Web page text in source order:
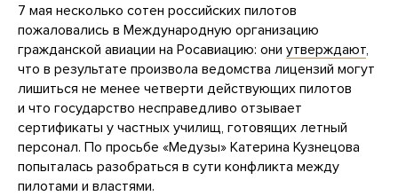
7 мая несколько сотен российских пилотов
пожаловались в Международную организацию
гражданской авиации на Росавиацию: они утверждают,
что в результате произвола ведомства лицензий могут
лишиться не менее четверти действующих пилотов
и что государство несправедливо отзывает
сертификаты у частных училищ, готовящих летный
персонал. По просьбе «Медузы» Катерина Кузнецова
попыталась разобраться в сути конфликта между
пилотами и властями.